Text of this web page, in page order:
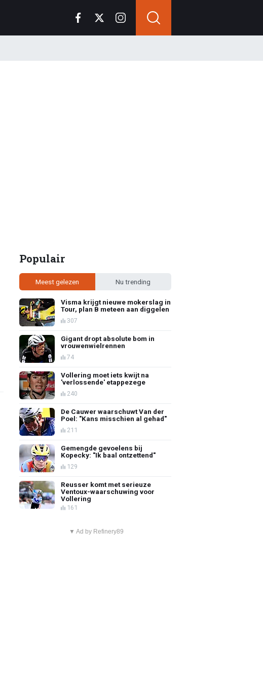
Populair
Meest gelezen Nu trending
Visma krijgt nieuwe mokerslag in
Tour, plan B meteen aan diggelen
307
Gigant dropt absolute bom in
vrouwenwielrennen
74
Vollering moet iets kwijt na
'verlossende' etappezege
240
De Cauwer waarschuwt Van der
Poel: "Kans misschien al gehad"
211
Gemengde gevoelens bij
Kopecky: "Ik baal ontzettend"
129
Reusser komt met serieuze
Ventoux-waarschuwing voor
Vollering
161
▼ Ad by Refinery89